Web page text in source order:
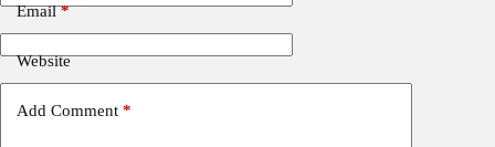
Email*
Website
Add Comment *